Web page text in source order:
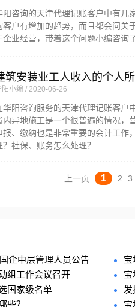
阳咨询的天津代理记账客户中有几
客户有增加的趋势，而且都会问关
企业经营，带着这个问题小编咨询
筑安装业工人收入的个人
阳小编 2020-06-26
华阳咨询服务的天津代理记账客户
内异地施工是一个很普遍的情况，
报、缴纳也是非常重要的会计工作
？社保、账务怎么处理？
上一页 1 2 3
企中层管理人员公告
宝
组工作会议召开
宝
国家级名单
发
些？
宝